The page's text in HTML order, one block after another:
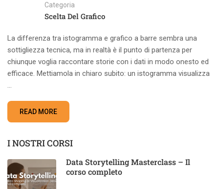
Categoria
Scelta Del Grafico
La differenza tra istogramma e grafico a barre sembra una
sottigliezza tecnica, ma in realtà è il punto di partenza per
chiunque voglia raccontare storie con i dati in modo onesto ed
efficace. Mettiamola in chiaro subito: un istogramma visualizza
READ MORE
I NOSTRI CORSI
Data Storytelling Masterclass – Il
corso completo